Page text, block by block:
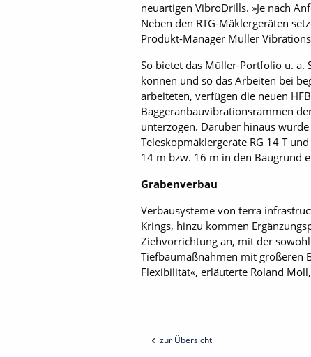
neuartigen VibroDrills. »Je nach
Neben den RTG-Mäklergeräten
Produkt-Manager Müller
So bietet das Müller-Portfolio u. a.
können und so das Arbeiten bei
arbeiteten, verfügen die neuen
Baggeranbauvibrationsrammen
unterzogen. Darüber hinaus
Teleskopmäklergeräte RG 14 T
14 m bzw. 16 m in den Baugrund
Grabenverbau
Verbausysteme von terra
Krings, hinzu kommen
Ziehvorrichtung an, mit der
Tiefbaumaßnahmen mit größeren
Flexibilität«, erläuterte Roland
zur Übersicht